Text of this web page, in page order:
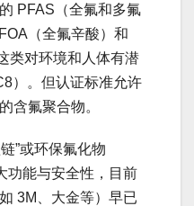
PFAS（全氟和多氟
（全氟辛酸）和
类对环境和人体有潜
）。但认证标准允许
含氟聚合物。
”或环保氟化物
功能与安全性，目前
3M、大金等）早已